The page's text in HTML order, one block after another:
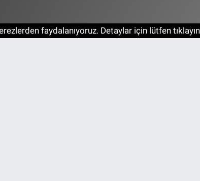
faydalanıyoruz. Detaylar için lütfen